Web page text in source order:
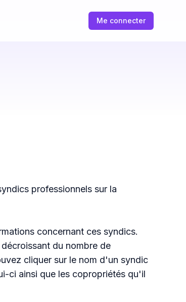
Me connecter
professionnels sur la
concernant ces syndics.
du nombre de
cliquer sur le nom d'un syndic
ci ainsi que les copropriétés qu'il